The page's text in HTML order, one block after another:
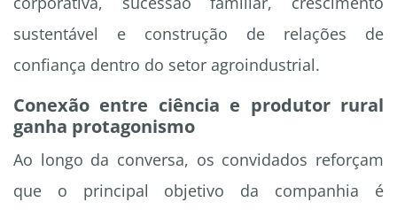
sustentável e construção de relações de
confiança dentro do setor agroindustrial.
Conexão entre ciência e produtor rural
ganha protagonismo
Ao longo da conversa, os convidados reforçam
que o principal objetivo da companhia é